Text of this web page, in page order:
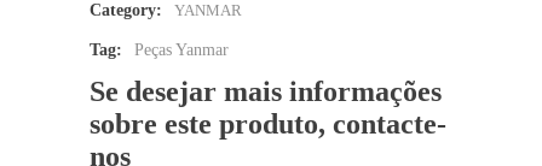
Category: YANMAR
Tag: Peças Yanmar
Se desejar mais informações
sobre este produto, contacte-
nos